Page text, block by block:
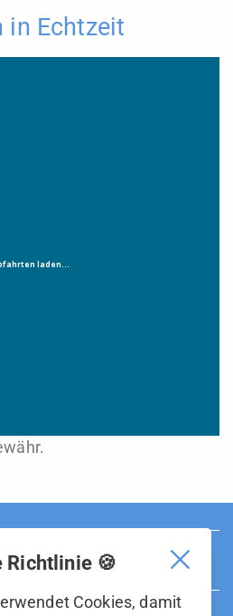
in Echtzeit
ist Teil der BOS
Richtlinie 🍪
Cookies, damit